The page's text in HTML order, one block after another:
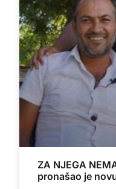
ZA NJEGA
pronašao je